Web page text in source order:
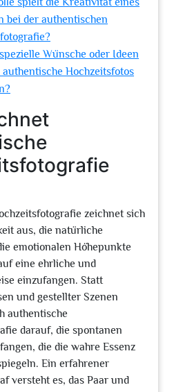
bei der authentischen
Wünsche oder Ideen
Hochzeitsfotos
zeichnet sich
aus, die natürliche
emotionalen Höhepunkte
eine ehrliche und
einzufangen. Statt
und gestellter Szenen
authentische
darauf, die spontanen
die die wahre Essenz
Ein erfahrener
versteht es, das Paar und